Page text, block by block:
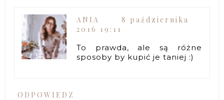
ANIA
8 października
2016 19:11
To prawda, ale są różne
sposoby by kupić je taniej :)
ODPOWIEDZ